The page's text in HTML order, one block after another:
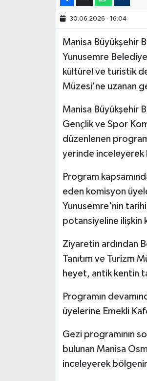
30.06.2026 - 16:04
Manisa Büyükşehir
Yunusemre
kültürel ve turistik
Müzesi'ne uzanan
Manisa Büyükşehir
Gençlik ve Spor
düzenlenen
yerinde inceleyerek
Program
eden komisyon
Yunusemre'nin
potansiyeline ilişkin
Ziyaretin ardından
Tanıtım ve Turizm
heyet, antik kentin
Programın
üyelerine Emekli
Gezi programının
bulunan Manisa
inceleyerek